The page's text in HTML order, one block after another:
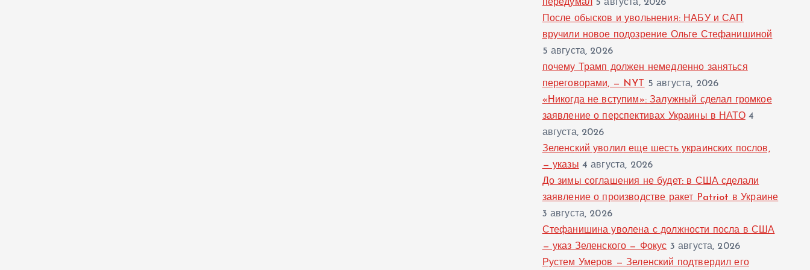
передумал 5 августа, 2026
После обысков и увольнения: НАБУ и САП
вручили новое подозрение Ольге Стефанишиной
5 августа, 2026
почему Трамп должен немедленно заняться
переговорами, — NYT
5 августа, 2026
«Никогда не вступим»: Залужный сделал громкое
заявление о перспективах Украины в НАТО 4
августа, 2026
Зеленский уволил еще шесть украинских послов,
— указы 4 августа, 2026
До зимы соглашения не будет: в США сделали
заявление о производстве ракет Patriot в Украине
3 августа, 2026
Стефанишина уволена с должности посла в США
— указ Зеленского — Фокус 3 августа, 2026
Рустем Умеров — Зеленский подтвердил его